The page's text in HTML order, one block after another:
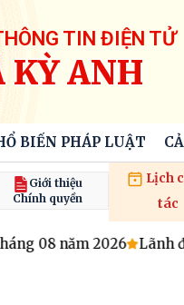
TIN ĐIỆN TỬ
KỲ ANH
BIẾN PHÁP LUẬT
Giới thiệu
Chính quyền
Lịch
tác
08 năm 2026 Lãnh